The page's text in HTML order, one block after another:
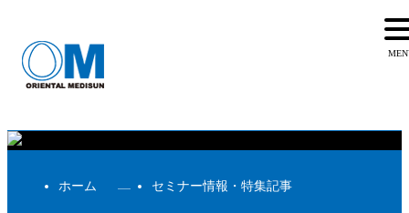
ホーム セミナー情報・特集記事